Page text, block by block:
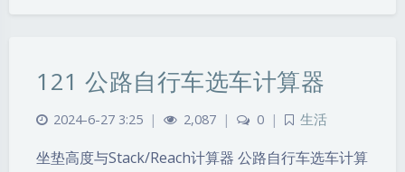
121 公路自行车选车计算器
2024-6-27 3:25 | 2,087 | 0 | 生活
坐垫高度与Stack/Reach计算器 公路自行车选车计算